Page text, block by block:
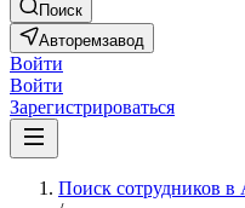
Поиск
Авторемзавод
Войти
Войти
Зарегистрироваться
Поиск сотрудников в